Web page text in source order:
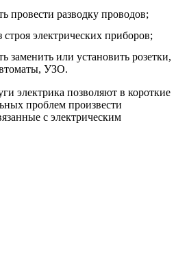
провести разводку проводов;
строя электрических приборов;
заменить или установить розетки,
УЗО.
электрика позволяют в короткие
проблем произвести
с электрическим